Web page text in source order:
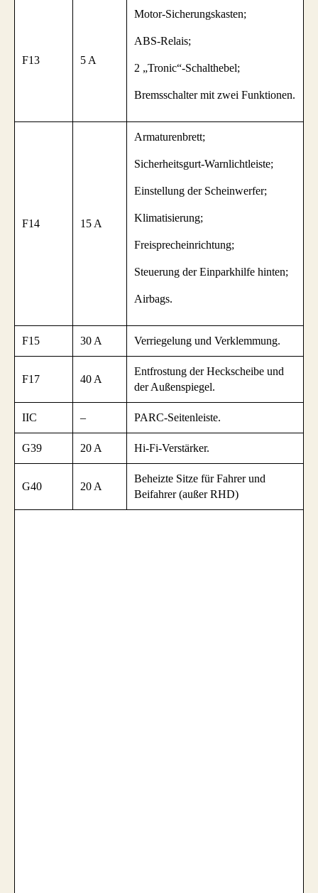
F13 5 A
Motor-Sicherungskasten;
ABS-Relais;
2 „Tronic“-Schalthebel;
Bremsschalter mit zwei Funktionen.
F14 15 A
Armaturenbrett;
Sicherheitsgurt-Warnlichtleiste;
Einstellung der Scheinwerfer;
Klimatisierung;
Freisprecheinrichtung;
Steuerung der Einparkhilfe hinten;
Airbags.
F15 30 A Verriegelung und Verklemmung.
F17 40 A
Entfrostung der Heckscheibe und
der Außenspiegel.
IIC – PARC-Seitenleiste.
G39 20 A Hi-Fi-Verstärker.
G40 20 A
Beheizte Sitze für Fahrer und
Beifahrer (außer RHD)